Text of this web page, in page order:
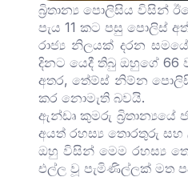
බ්‍රිතාන්‍ය පොලිසිය විසින්
පැය 11 කට පසු පොලිස්
රාජ්‍ය නිලයක් දරන
දිනට යෙදී තිබු ඔහුගේ 66
අතර, තේම්ස් නිම්න
කර නොමැති බවයි.
ඇන්ඩෘ කුමරු
අයත් රහස්‍ය තොරතුරු
ඔහු විසින් මෙම රහස්‍ය
එල්ල වූ පැමිණිල්ලක් මත